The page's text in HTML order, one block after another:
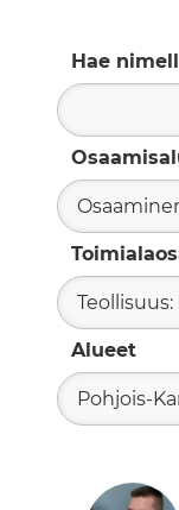
Hae
Alueet
Pohjois-